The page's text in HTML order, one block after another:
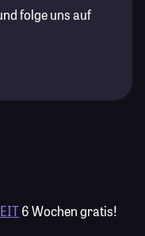
folge uns auf
6 Wochen gratis!